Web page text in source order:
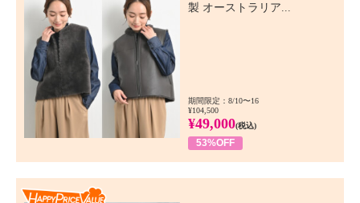
製 オーストラリア...
期間限定：8/10〜16
¥104,500
¥49,000(税込)
53%OFF